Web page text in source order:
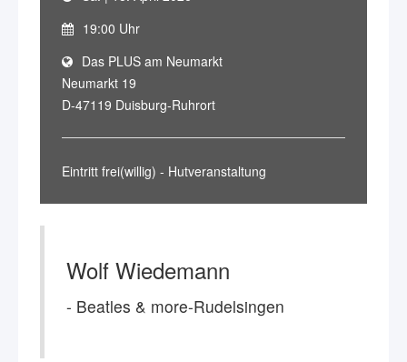
19:00 Uhr
Das PLUS am Neumarkt
Neumarkt 19
D-47119 Duisburg-Ruhrort
Eintritt frei(willig) - Hutveranstaltung
Wolf Wiedemann
- Beatles & more-Rudelsingen